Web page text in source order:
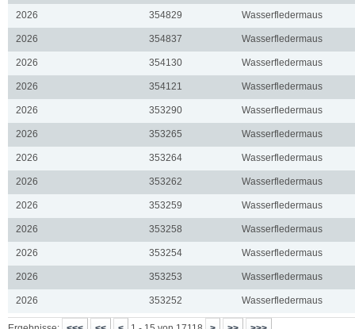
2026 354829 Wasserfledermaus
2026 354837 Wasserfledermaus
2026 354130 Wasserfledermaus
2026 354121 Wasserfledermaus
2026 353290 Wasserfledermaus
2026 353265 Wasserfledermaus
2026 353264 Wasserfledermaus
2026 353262 Wasserfledermaus
2026 353259 Wasserfledermaus
2026 353258 Wasserfledermaus
2026 353254 Wasserfledermaus
2026 353253 Wasserfledermaus
2026 353252 Wasserfledermaus